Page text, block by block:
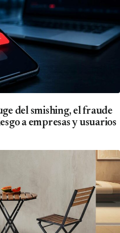
del smishing, el fraude
a empresas y usuarios